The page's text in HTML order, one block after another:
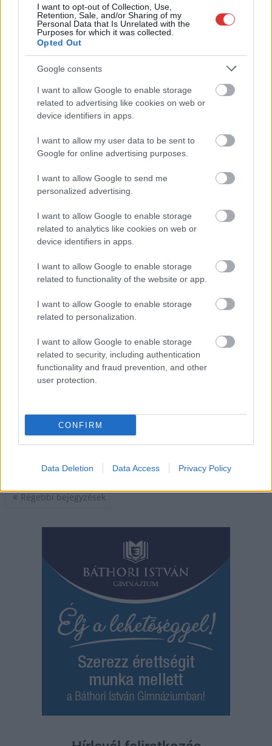
I want to opt-out of Collection, Use,
Retention, Sale, and/or Sharing of my
Personal Data that Is Unrelated with the
Purposes for which it was collected.
Opted Out
Google consents
I want to allow Google to enable storage
related to advertising like cookies on web or
device identifiers in apps.
I want to allow my user data to be sent to
Google for online advertising purposes.
I want to allow Google to send me
personalized advertising.
I want to allow Google to enable storage
related to analytics like cookies on web or
device identifiers in apps.
I want to allow Google to enable storage
related to functionality of the website or app.
I want to allow Google to enable storage
related to personalization.
I want to allow Google to enable storage
related to security, including authentication
functionality and fraud prevention, and other
user protection.
CONFIRM
Data Deletion Data Access Privacy Policy
településen,
Jászkiséren: a helyi
intézményben az
Alapszolgáltatás Központ vezetője, Farkasné Nagy Márta
indította útjára Csuszit, a kőkígyót, akit a helyi lakosok a
kedvük szerint dekorálhatnak, valamint egy-egy saját, színes
kő megalkotásával folytathatják a látványosságot.
TOVÁBB OLVASOM
kreativitás
Traktor és vonat ütközött a Jászkunság egyik
vasúti átjárójában
Az napokban-hetekben
ismét megszaporodtak
a vasúti átjáróban
mindenki ép bőrrel
megúszta. A traktorból
TOVÁBB OLVASOM
Kék hírek átjáró,jászkísér,Jászkunság,karambol,sérülés,traktor
Bejegyzés
Régebbi bejegyzések